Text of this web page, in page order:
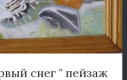
снег " пейзаж